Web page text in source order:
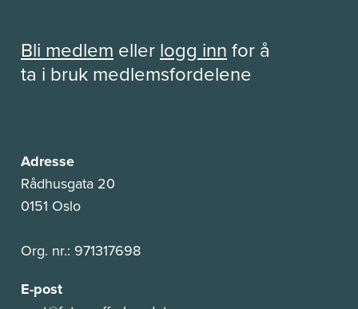
Bli medlemellerlogg innfor å
ta i bruk medlemsfordelene
Adresse
Rådhusgata 20
0151 Oslo
Org. nr.: 971317698
E-post